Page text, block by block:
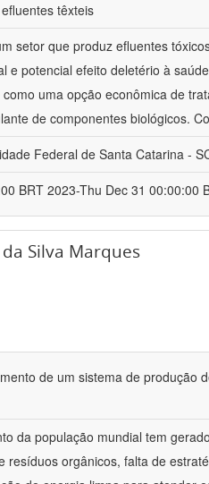
têxteis
setor que produz efluentes
e potencial efeito deletério à
uma opção econômica de
de componentes biológicos.
Federal de Santa Catarina -
BRT 2023-Thu Dec 31 00:00:00
Silva Marques
de um sistema de produção
da população mundial tem
resíduos orgânicos, falta de